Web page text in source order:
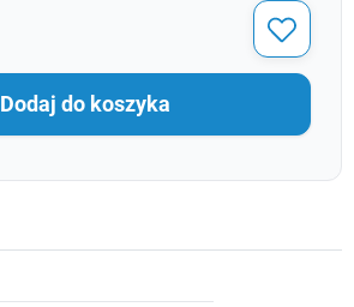
Dodaj do koszyka